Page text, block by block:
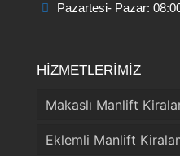
Pazartesi- Pazar:
HİZMETLERİMİZ
Makaslı Manlift
Eklemli Manlift